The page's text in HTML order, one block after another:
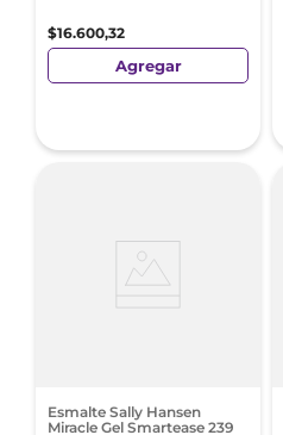
$16.600,32
Agregar
Esmalte Sally Hansen
Miracle Gel Smartease 239